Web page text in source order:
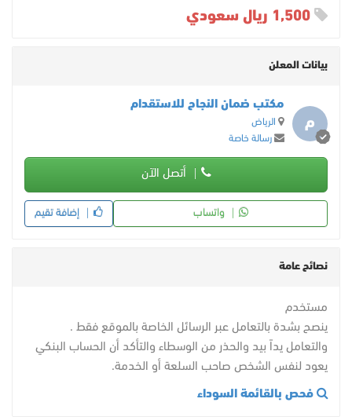
بيانات المعلن
م
مكتب ضمان النجاح للاستقدام
الرياض
رسالة خاصة
أتصل الآن
واتساب إضافة تقيم
نصائح عامة
مستخدم
ينصح بشدة بالتعامل عبر الرسائل الخاصة بالموقع فقط .
والتعامل يداً بيد والحذر من الوسطاء والتأكد أن الحساب البنكي
يعود لنفس الشخص صاحب السلعة أو الخدمة.
فحص بالقائمة السوداء